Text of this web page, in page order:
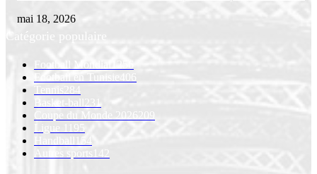
mai 18, 2026
Catégorie populaire
Football Mondial
1256
Football en Tunisie406
Tennis 284
Basket-ball 231
Coupe du Monde 2026209
Ligue 1
195
Handball
154
Autres sports 142